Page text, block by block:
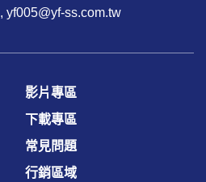
, yf005@yf-ss.com.tw
影片專區
下載專區
常見問題
行銷區域